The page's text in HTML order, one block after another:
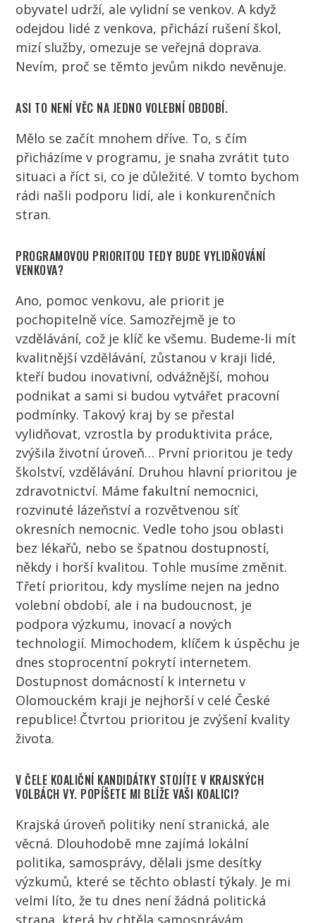
obyvatel udrží, ale vylidní se venkov. A když
odejdou lidé z venkova, přichází rušení škol,
mizí služby, omezuje se veřejná doprava.
Nevím, proč se těmto jevům nikdo nevěnuje.
ASI TO NENÍ VĚC NA JEDNO VOLEBNÍ OBDOBÍ.
Mělo se začít mnohem dříve. To, s čím
přicházíme v programu, je snaha zvrátit tuto
situaci a říct si, co je důležité. V tomto bychom
rádi našli podporu lidí, ale i konkurenčních
stran.
PROGRAMOVOU PRIORITOU TEDY BUDE VYLIDŇOVÁNÍ
VENKOVA?
Ano, pomoc venkovu, ale priorit je
pochopitelně více. Samozřejmě je to
vzdělávání, což je klíč ke všemu. Budeme-li mít
kvalitnější vzdělávání, zůstanou v kraji lidé,
kteří budou inovativní, odvážnější, mohou
podnikat a sami si budou vytvářet pracovní
podmínky. Takový kraj by se přestal
vylidňovat, vzrostla by produktivita práce,
zvýšila životní úroveň… První prioritou je tedy
školství, vzdělávání. Druhou hlavní prioritou je
zdravotnictví. Máme fakultní nemocnici,
rozvinuté lázeňství a rozvětvenou síť
okresních nemocnic. Vedle toho jsou oblasti
bez lékařů, nebo se špatnou dostupností,
někdy i horší kvalitou. Tohle musíme změnit.
Třetí prioritou, kdy myslíme nejen na jedno
volební období, ale i na budoucnost, je
podpora výzkumu, inovací a nových
technologií. Mimochodem, klíčem k úspěchu je
dnes stoprocentní pokrytí internetem.
Dostupnost domácností k internetu v
Olomouckém kraji je nejhorší v celé České
republice! Čtvrtou prioritou je zvýšení kvality
života.
V ČELE KOALIČNÍ KANDIDÁTKY STOJÍTE V KRAJSKÝCH
VOLBÁCH VY. POPÍŠETE MI BLÍŽE VAŠI KOALICI?
Krajská úroveň politiky není stranická, ale
věcná. Dlouhodobě mne zajímá lokální
politika, samosprávy, dělali jsme desítky
výzkumů, které se těchto oblastí týkaly. Je mi
velmi líto, že tu dnes není žádná politická